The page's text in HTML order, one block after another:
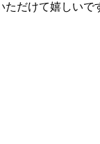
ただけて嬉しい